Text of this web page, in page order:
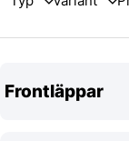
Frontläppar